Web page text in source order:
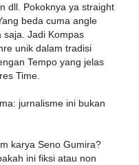
dll. Pokoknya ya straight
beda cuma angle
saja. Jadi Kompas
unik dalam tradisi
Tempo yang jelas
Time.
jurnalisme ini bukan
karya Seno Gumira?
ini fiksi atau non